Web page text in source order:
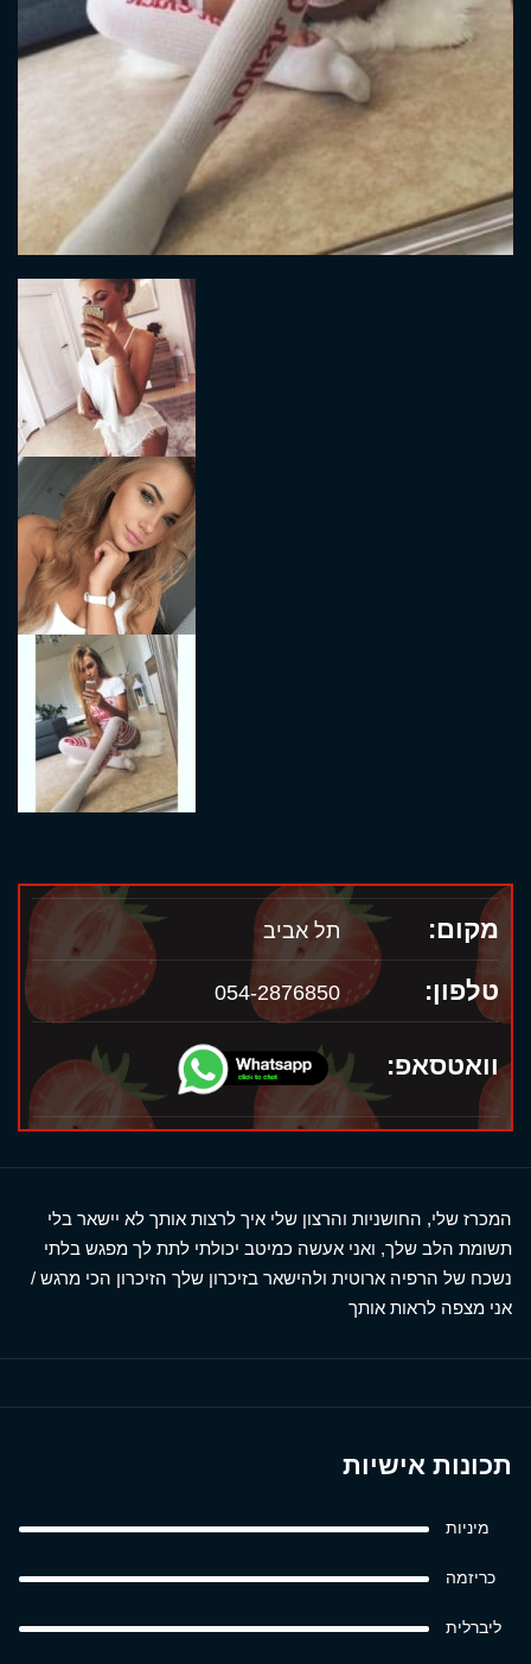
מקום: תל אביב
טלפון: 054-2876850
וואטסאפ:
המכרז שלי, החושניות והרצון שלי איך לרצות אותך לא יישאר בלי
תשומת הלב שלך, ואני אעשה כמיטב יכולתי לתת לך מפגש בלתי
נשכח של הרפיה ארוטית ולהישאר בזיכרון שלך הזיכרון הכי מרגש /
אני מצפה לראות אותך
תכונות אישיות
מיניות
כריזמה
ליברלית